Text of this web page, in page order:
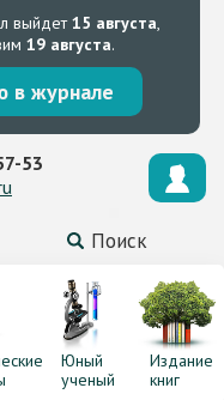
выйдет15 августа,
19 августа.
в журнале
Поиск
53
Юный
ученый
Издание
книг